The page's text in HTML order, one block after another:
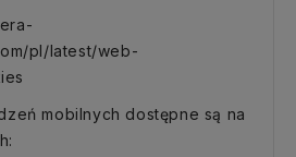
pl/latest/web-
mobilnych dostępne są na